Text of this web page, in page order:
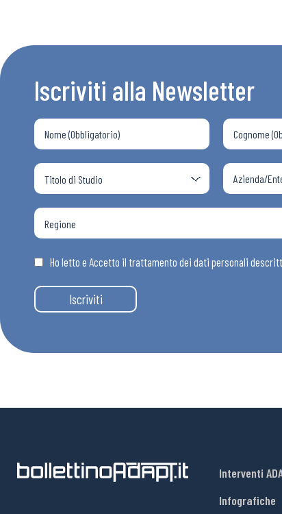
Chi
Iscriviti alla Newsletter
Ho letto e Accetto il trattamento dei dati personali
Iscriviti
Interventi
Infografiche